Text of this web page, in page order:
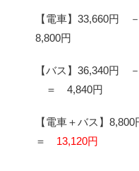
【電車】33,660
8,800円
【バス】36,340
＝ 4,840円
【電車＋バス】
＝ 13,120円